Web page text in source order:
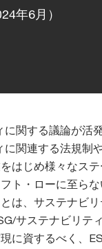
年6月）
関する議論が活
関連する法規制
はじめ様々なス
ト・ローに至ら
は、サステナビ
サステナビリテ
に資するべく、